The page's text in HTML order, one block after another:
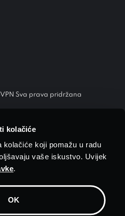
kolačiće
kolačiće koji pomažu u radu
vaše iskustvo. Uvijek
.
OK
Sva prava pridržana